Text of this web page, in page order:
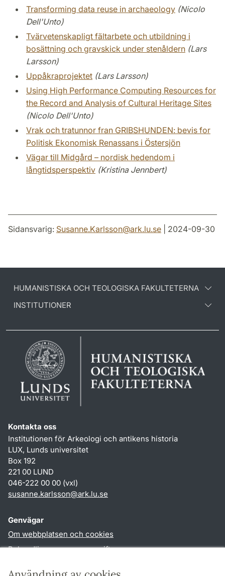
Transforming data reuse in archaeology (Nicolo
Dell'Unto)
Tvärvetenskapligt fältarbete och utbildning i
bosättning och gravskick under stenåldern (Lars
Larsson)
Uppåkraprojektet (Lars Larsson)
Using High Performance Computing Resources for
the Record and Analysis of Cultural Heritage Sites
(Nicolo Dell'Unto)
Vrak och tratunnor fran GRIBSHUNDEN: bevis for
Politisk Ekonomisk Renassans i Östersjön
Vägar till Midgård – nordisk hedendom i
långtidsperspektiv (Kristina Jennbert)
Sidansvarig: Susanne.Karlsson@ark.lu.se | 2024-09-30
HUMANISTISKA OCH TEOLOGISKA FAKULTETERNA
INSTITUTIONER
Kontakta oss
Institutionen för Arkeologi och antikens historia
LUX, Lunds universitet
Box 192
221 00 LUND
046-222 00 00 (vxl)
susanne.karlsson@ark.lu.se
Genvägar
Om webbplatsen och cookies
Behandling av personuppgifter